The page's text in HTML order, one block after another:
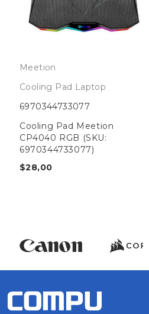
Meetion
Cooling Pad Laptop
6970344733077
Cooling Pad Meetion
CP4040 RGB (SKU:
6970344733077)
$28,00